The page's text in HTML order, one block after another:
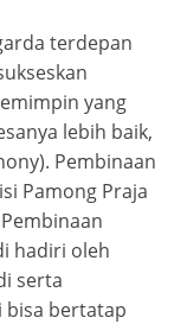
terdepan
yang
lebih baik,
Pembinaan
Pamong Praja
hadiri oleh
serta
bisa bertatap